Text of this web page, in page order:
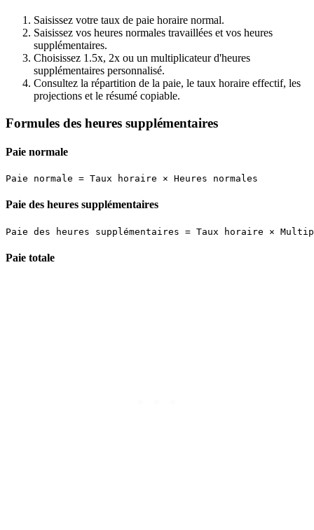
Saisissez votre taux de paie horaire normal.
Saisissez vos heures normales travaillées et vos heures
supplémentaires.
Choisissez 1.5x, 2x ou un multiplicateur d'heures
supplémentaires personnalisé.
Consultez la répartition de la paie, le taux horaire effectif, les
projections et le résumé copiable.
Formules des heures supplémentaires
Paie normale
Paie des heures supplémentaires
Paie totale